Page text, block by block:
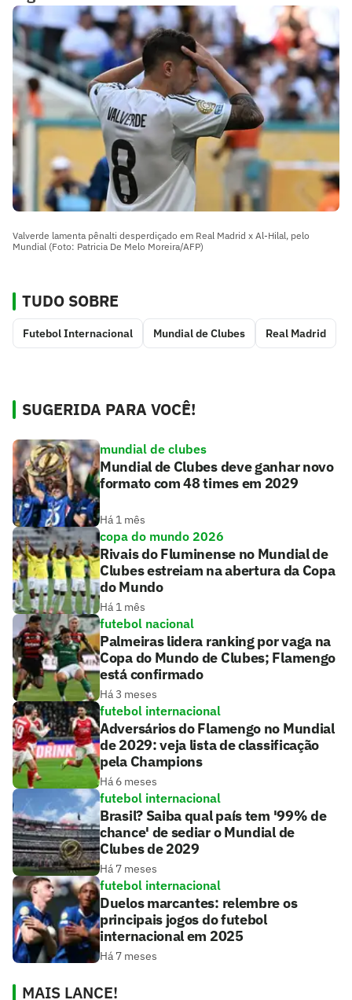
Valverde lamenta pênalti desperdiçado em Real Madrid x Al-Hilal, pelo
Mundial (Foto: Patricia De Melo Moreira/AFP)
TUDO SOBRE
Futebol Internacional Mundial de Clubes Real Madrid
SUGERIDA PARA VOCÊ!
mundial de clubes
Mundial de Clubes deve ganhar novo
formato com 48 times em 2029
Há 1 mês
copa do mundo 2026
Rivais do Fluminense no Mundial de
Clubes estreiam na abertura da Copa
do Mundo
Há 1 mês
futebol nacional
Palmeiras lidera ranking por vaga na
Copa do Mundo de Clubes; Flamengo
está confirmado
Há 3 meses
futebol internacional
Adversários do Flamengo no Mundial
de 2029: veja lista de classificação
pela Champions
Há 6 meses
futebol internacional
Brasil? Saiba qual país tem '99% de
chance' de sediar o Mundial de
Clubes de 2029
Há 7 meses
futebol internacional
Duelos marcantes: relembre os
principais jogos do futebol
internacional em 2025
Há 7 meses
MAIS LANCE!